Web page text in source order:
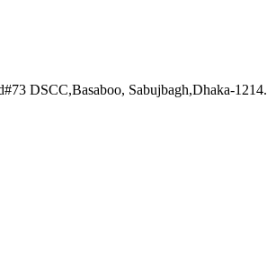
DSCC,Basaboo, Sabujbagh,Dhaka-1214.